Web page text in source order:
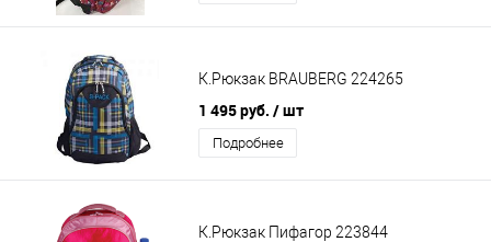
К.Рюкзак BRAUBERG 224265
1 495 руб. / шт
Подробнее
К.Рюкзак Пифагор 223844